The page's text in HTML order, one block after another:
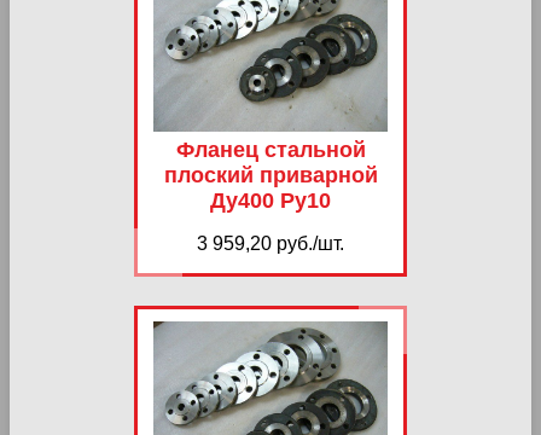
Фланец стальной
плоский приварной
Ду400 Ру10
3 959,20 руб./шт.